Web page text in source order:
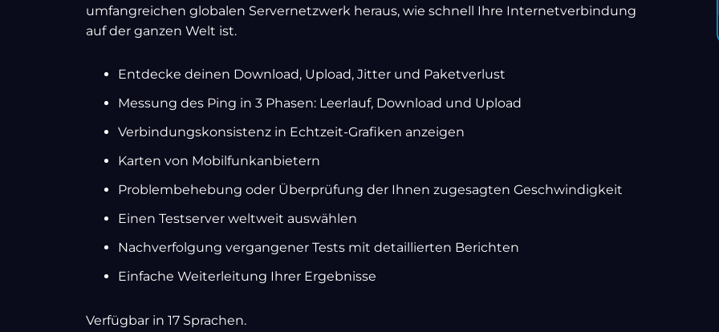
umfangreichen globalen Servernetzwerk heraus, wie schnell Ihre Internetverbindung
auf der ganzen Welt ist.
Entdecke deinen Download, Upload, Jitter und Paketverlust
Messung des Ping in 3 Phasen: Leerlauf, Download und Upload
Verbindungskonsistenz in Echtzeit-Grafiken anzeigen
Karten von Mobilfunkanbietern
Problembehebung oder Überprüfung der Ihnen zugesagten Geschwindigkeit
Einen Testserver weltweit auswählen
Nachverfolgung vergangener Tests mit detaillierten Berichten
Einfache Weiterleitung Ihrer Ergebnisse
Verfügbar in 17 Sprachen.